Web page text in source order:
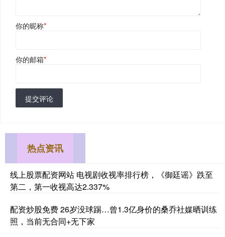
你的昵称*
你的邮箱*
提交评论
热点资讯
线上股票配资网站 电视剧收视率排行榜，《御廷谣》跌至
第二，第一收视高达2.337%
配资炒股免费 26岁没球踢…曾1.3亿身价的桑乔社媒晒训练
照，当前无合同+无下家